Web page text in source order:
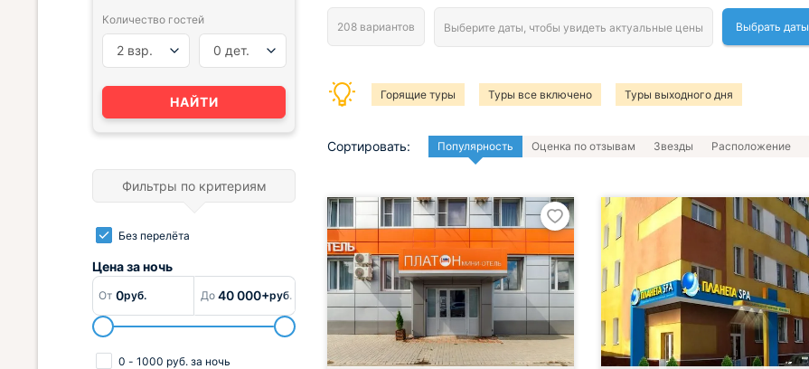
Выбрать даты
Горящие туры Туры все включено Туры выходного дня
Сортировать: Популярность Оценка по отзывам Звезды Расположение
Количество гостей
2 взр. 0 дет.
НАЙТИ
Фильтры по критериям
Без перелёта
Цена заночь
От 0руб. До 40 000+руб.
0 - 1000 руб. за ночь